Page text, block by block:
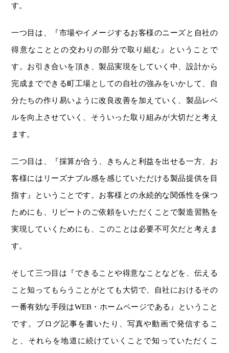
す。
一つ目は、『市場やイメージするお客様のニーズと自社の
得意なこととの交わりの部分で取り組む』ということで
す。お引き合いを頂き、製品実現をしていく中、設計から
完成までできる町工場としての自社の強みをいかして、自
分たちの作り易いように改良改善を加えていく、製品レベ
ルを向上させていく、そういった取り組みが大切だと考え
ます。
二つ目は、『採算が合う、きちんと利益を出せる一方、お
客様にはリーズナブル感を感じていただける製品提供を目
指す』ということです。お客様との永続的な関係性を保つ
ためにも、リピートのご依頼をいただくことで製造習熟を
実現していくためにも、このことは必要不可欠だと考えま
す。
そして三つ目は『できることや得意なことなどを、伝える
こと知ってもらうことがとても大切で、自社におけるその
一番有効な手段はWEB・ホームページである』ということ
です。ブログ記事を書いたり、写真や動画で発信するこ
と、それらを地道に続けていくことで知っていただくこ